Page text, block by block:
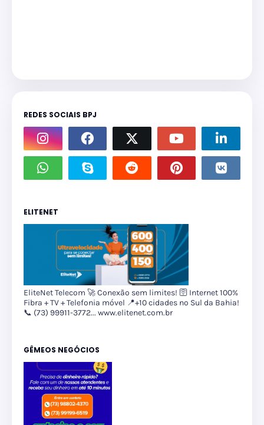
REDES SOCIAIS BPJ
ELITENET
EliteNet Telecom 🚀 Conexão sem limites! 🛜 Internet 100%
Fibra + TV + Telefonia móvel 📍+10 cidades no Sul da Bahia!
📞 (73) 99911-3772... www.elitenet.com.br
GÊMEOS NEGÓCIOS